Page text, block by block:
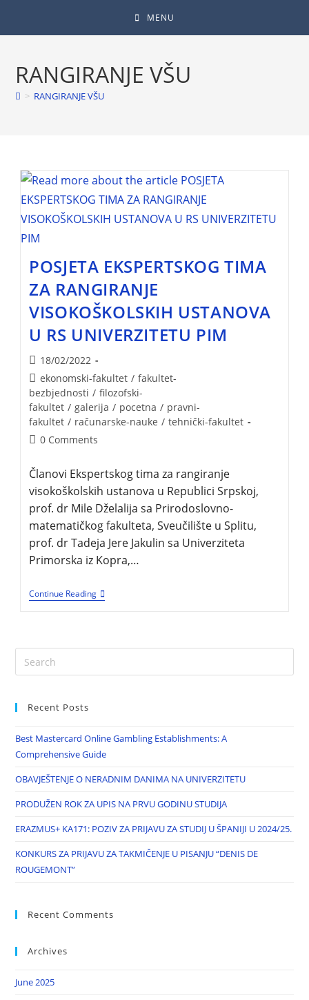
MENU
RANGIRANJE VŠU
> RANGIRANJE VŠU
POSJETA EKSPERTSKOG TIMA
ZA RANGIRANJE
VISOKOŠKOLSKIH USTANOVA
U RS UNIVERZITETU PIM
18/02/2022
ekonomski-fakultet / fakultet-
bezbjednosti / filozofski-
fakultet / galerija / pocetna / pravni-
fakultet / računarske-nauke / tehnički-fakultet
0 Comments
Članovi Ekspertskog tima za rangiranje
visokoškolskih ustanova u Republici Srpskoj,
prof. dr Mile Dželalija sa Prirodoslovno-
matematičkog fakulteta, Sveučilište u Splitu,
prof. dr Tadeja Jere Jakulin sa Univerziteta
Primorska iz Kopra,…
Continue Reading
Recent Posts
Best Mastercard Online Gambling Establishments: A
Comprehensive Guide
OBAVJEŠTENJE O NERADNIM DANIMA NA UNIVERZITETU
PRODUŽEN ROK ZA UPIS NA PRVU GODINU STUDIJA
ERAZMUS+ KA171: POZIV ZA PRIJAVU ZA STUDIJ U ŠPANIJI U 2024/25.
KONKURS ZA PRIJAVU ZA TAKMIČENJE U PISANJU “DENIS DE
ROUGEMONT”
Recent Comments
Archives
June 2025